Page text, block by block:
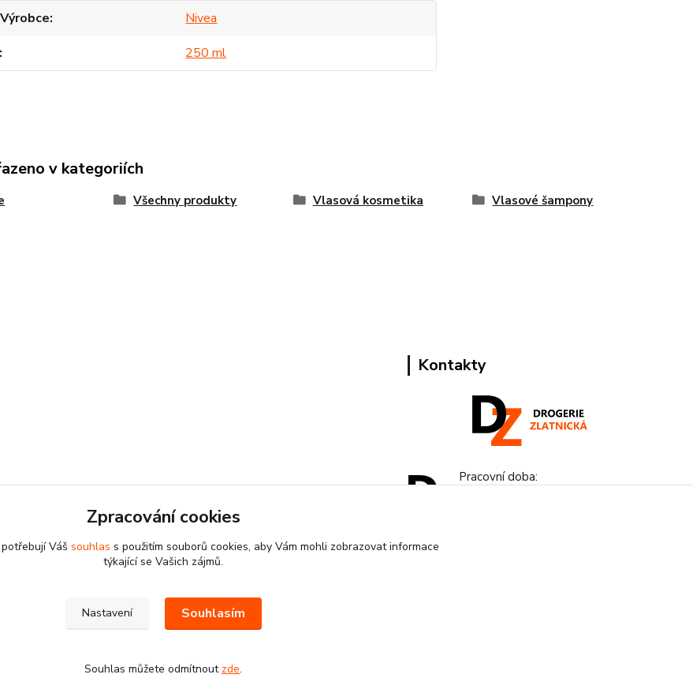
Nivea
250 ml
v kategoriích
Všechny produkty Vlasová kosmetika Vlasové šampony
Kontakty
Pracovní doba:
info@drogeriezlatnicka.cz
Zpracování cookies
Váš souhlas s použitím souborů cookies, aby Vám mohli zobrazovat informace
týkající se Vašich zájmů.
Nastavení Souhlasím
Souhlas můžete odmítnout zde.